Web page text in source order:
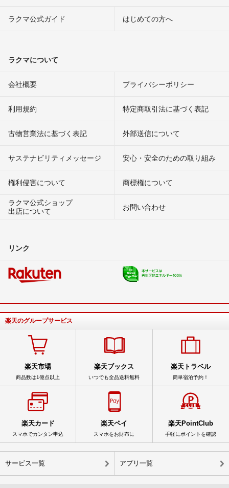
ラクマ公式ガイド はじめての方へ
ラクマについて
会社概要 プライバシーポリシー
利用規約 特定商取引法に基づく表記
古物営業法に基づく表記 外部送信について
サステナビリティメッセージ 安心・安全のための取り組み
権利侵害について
商標権について
ラクマ公式ショップ
出店について
お問い合わせ
リンク
楽天のグループサービス
楽天市場
商品数は1億点以上
楽天ブックス
いつでも全品送料無料
楽天トラベル
簡単宿泊予約！
楽天カード
スマホでカンタン申込
楽天ペイ
スマホをお財布に
楽天PointClub
手軽にポイントを確認
サービス一覧 アプリ一覧